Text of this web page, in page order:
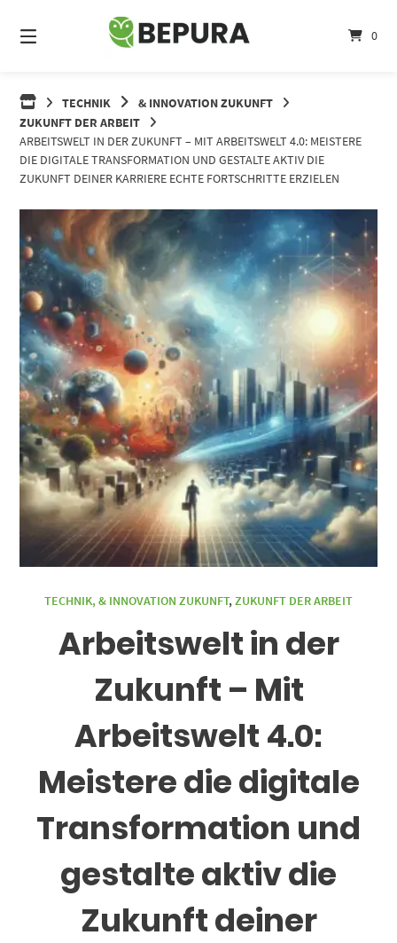
zum
Inhalt
0
TECHNIK
& INNOVATION ZUKUNFT
ZUKUNFT DER ARBEIT
ARBEITSWELT IN DER ZUKUNFT – MIT ARBEITSWELT 4.0: MEISTERE
DIE DIGITALE TRANSFORMATION UND GESTALTE AKTIV DIE
ZUKUNFT DEINER KARRIERE ECHTE FORTSCHRITTE ERZIELEN
TECHNIK, & INNOVATION ZUKUNFT,ZUKUNFT DER ARBEIT
Arbeitswelt in der
Zukunft – Mit
Arbeitswelt 4.0:
Meistere die digitale
Transformation und
gestalte aktiv die
Zukunft deiner